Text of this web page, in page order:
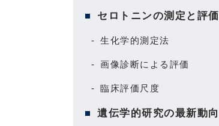
セロトニンの測定と評価
生化学的測定法
画像診断による評価
臨床評価尺度
遺伝学的研究の最新動向